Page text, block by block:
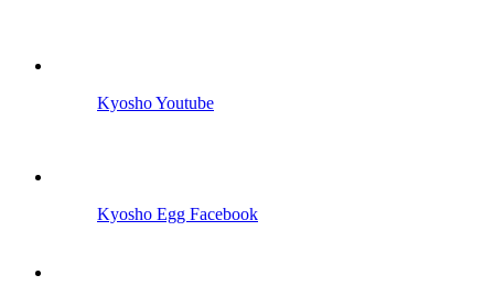
Kyosho Youtube
Kyosho Egg Facebook